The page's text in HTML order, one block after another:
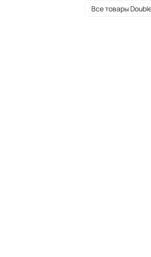
Все товары